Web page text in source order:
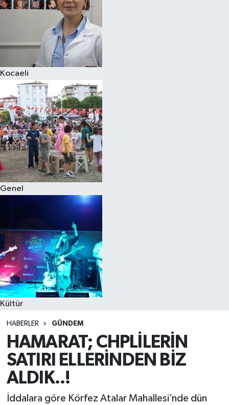
Kocaeli
Genel
Kültür
HABERLER GÜNDEM
HAMARAT; CHPLİLERİN
SATIRI ELLERİNDEN BİZ
ALDIK..!
İddalara göre Körfez Atalar Mahallesi’nde dün